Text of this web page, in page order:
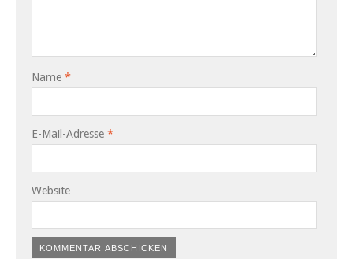
Name *
E-Mail-Adresse *
Website